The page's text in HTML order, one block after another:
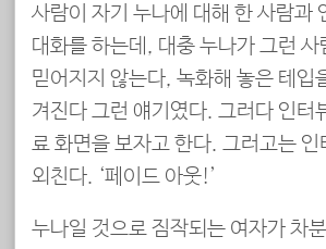
사람이 자기 누나에 대해 한 사람과
대화를 하는데, 대충 누나가 그런 사
믿어지지 않는다, 녹화해 놓은 테입
겨진다 그런 얘기였다. 그러다 인터
료 화면을 보자고 한다. 그러고는 인
외친다. ‘페이드 아웃!’
누나일 것으로 짐작되는 여자가 차